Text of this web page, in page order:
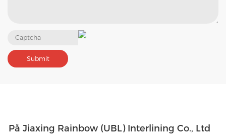
På Jiaxing Rainbow (UBL) Interlining Co., Ltd